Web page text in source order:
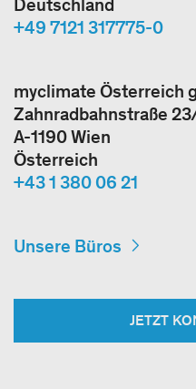
Deutschland
+49 7121 317775-0
myclimate Österreich
Zahnradbahnstraße
A-1190 Wien
Österreich
+43 1 380 06 21
Unsere Büros
JETZT